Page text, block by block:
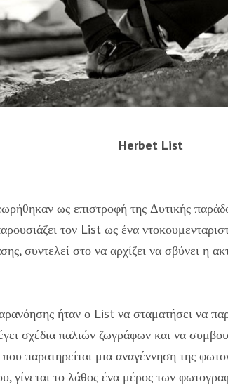
Herbet List
ως επιστροφή της Δυτικής
τον List ως ένα
συντελεί στο να αρχίζει να σβύνει η
ήταν ο List να σταματήσει να
σχέδια παλιών ζωγράφων και να
παρατηρείται μια αναγέννηση της
γίνεται το λάθος ένα μέρος των